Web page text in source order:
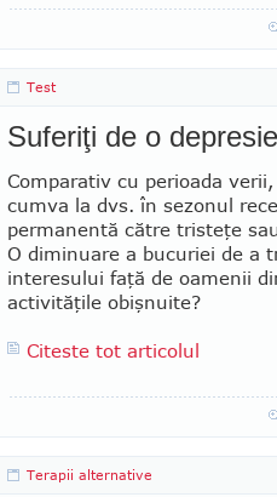
Test
Suferiţi de o
Comparativ cu perioada
cumva la dvs. în sezonul
permanentă către tristeţe
O diminuare a bucuriei de a
intere­sului faţă de oamenii
activităţile obiş­nuite?
Citeste tot articolul
Terapii alternative